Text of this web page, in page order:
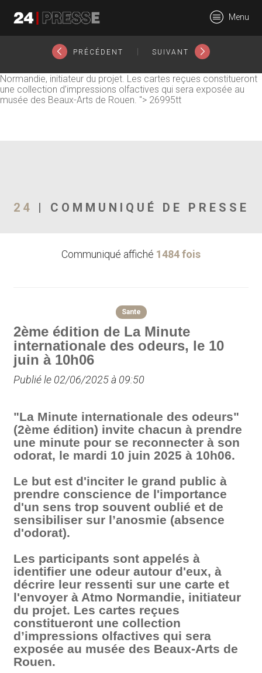
Le but est d'inciter le grand public à prendre conscience de
l'importance d'un sens trop souvent oublié et de sensibiliser sur
l’anosmie (absence d'odorat).
Les participants sont appelés à identifier une odeur autour
Normandie, initiateur du projet. Les cartes reçues constitueront
une collection d’impressions olfactives qui sera exposée au
musée des Beaux-Arts de Rouen. "> 26995tt
24Presse -
Menu
PRÉCÉDENT SUIVANT
24 | COMMUNIQUÉ DE PRESSE
Communiqué affiché 1484 fois
Sante
2ème édition de La Minute
internationale des odeurs, le 10
juin à 10h06
Publié le 02/06/2025 à 09:50
"La Minute internationale des odeurs"
(2ème édition) invite chacun à prendre
une minute pour se reconnecter à son
odorat, le mardi 10 juin 2025 à 10h06.
Le but est d'inciter le grand public à
prendre conscience de l'importance
d'un sens trop souvent oublié et de
sensibiliser sur l’anosmie (absence
d'odorat).
Les participants sont appelés à
identifier une odeur autour d'eux, à
décrire leur ressenti sur une carte et
l'envoyer à Atmo Normandie, initiateur
du projet. Les cartes reçues
constitueront une collection
d’impressions olfactives qui sera
exposée au musée des Beaux-Arts de
Rouen.